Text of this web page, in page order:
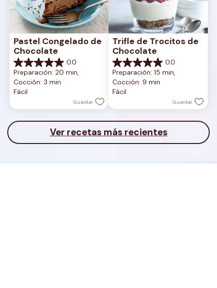
Pastel Congelado de
Chocolate
0.0
0.0
de
5
estrellas.
Preparación: 20 min,
Cocción: 3 min
Fácil
Guardar
Trifle de Trocitos de
Chocolate
0.0
0.0
de
5
estrellas.
Preparación: 15 min,
Cocción: 9 min
Fácil
Guardar
Ver recetas más recientes